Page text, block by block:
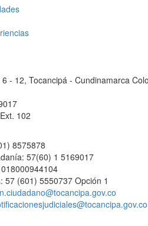
- 12, Tocancipá - Cundinamarca
102
8575878
57(60) 1 5169017
57 (601) 5550737 Opción 1